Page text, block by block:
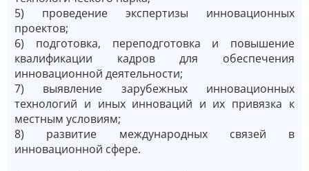
5) проведение экспертизы инновационных
проектов;
6) подготовка, переподготовка и повышение
квалификации кадров для обеспечения
инновационной деятельности;
7) выявление зарубежных инновационных
технологий и иных инноваций и их привязка к
местным условиям;
8) развитие международных связей в
инновационной сфере.